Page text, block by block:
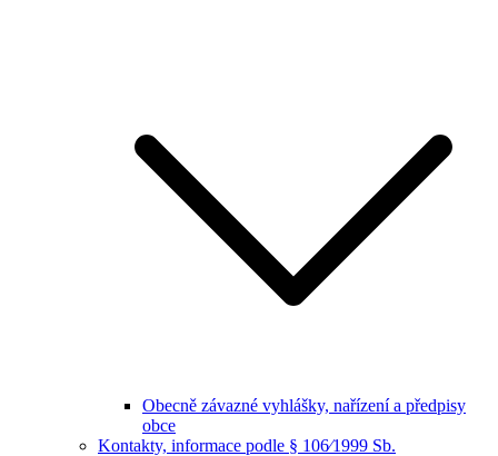
Obecně závazné vyhlášky, nařízení a předpisy
obce
Kontakty, informace podle § 106⁄1999 Sb.